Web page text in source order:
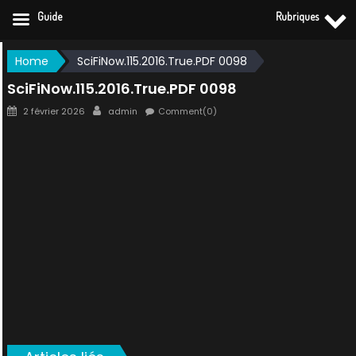
Skip
to
content
Home SciFiNow.115.2016.True.PDF 0098
SciFiNow.115.2016.True.PDF 0098
Posted
2 février 2026 Author
admin Comment(0)
Guide Rubriques